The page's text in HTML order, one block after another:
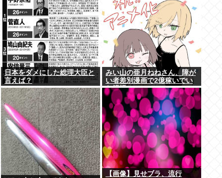
日本をダメにした総理大臣と
言えば？
みい山の亜月ねねさん、障が
い者差別漫画で2億稼いでい
た模様www
【画像】見せブラ、流行